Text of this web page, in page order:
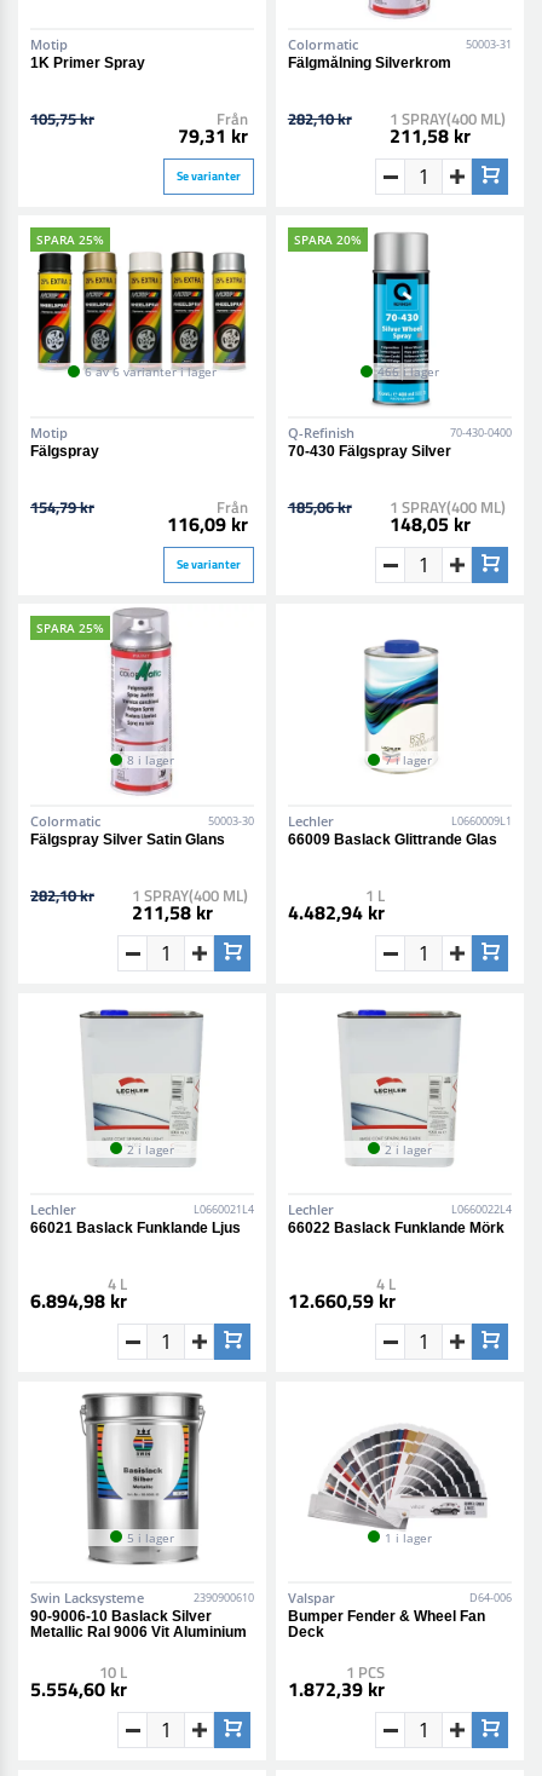
Motip
1K Primer Spray
105,75 kr Från
79,31 kr
Se varianter
Colormatic 50003-31
Fälgmålning Silverkrom
282,10 kr 1 SPRAY(400 ML)
211,58 kr
SPARA 25%
6 av 6 varianter i lager
Motip
Fälgspray
154,79 kr Från
116,09 kr
Se varianter
SPARA 20%
466 i lager
Q-Refinish 70-430-0400
70-430 Fälgspray Silver
185,06 kr 1 SPRAY(400 ML)
148,05 kr
SPARA 25%
8 i lager
Colormatic 50003-30
Fälgspray Silver Satin Glans
282,10 kr 1 SPRAY(400 ML)
211,58 kr
7 i lager
Lechler L0660009L1
66009 Baslack Glittrande Glas
1 L
4.482,94 kr
2 i lager
Lechler L0660021L4
66021 Baslack Funklande Ljus
4 L
6.894,98 kr
2 i lager
Lechler L0660022L4
66022 Baslack Funklande Mörk
4 L
12.660,59 kr
5 i lager
Swin Lacksysteme 2390900610
90-9006-10 Baslack Silver
Metallic Ral 9006 Vit Aluminium
10 L
5.554,60 kr
1 i lager
Valspar D64-006
Bumper Fender & Wheel Fan
Deck
1 PCS
1.872,39 kr